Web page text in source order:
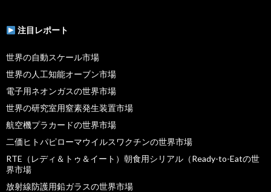
注目レポート
世界の自動スケール市場
世界の人工知能オーブン市場
電子用ネオンガスの世界市場
世界の研究室用窒素発生装置市場
航空機プラカードの世界市場
二価ヒトパピローマウイルスワクチンの世界市場
RTE（レディ＆トゥ＆イート）朝食用シリアル（Ready-to-Eatの世
界市場
放射線防護用鉛ガラスの世界市場